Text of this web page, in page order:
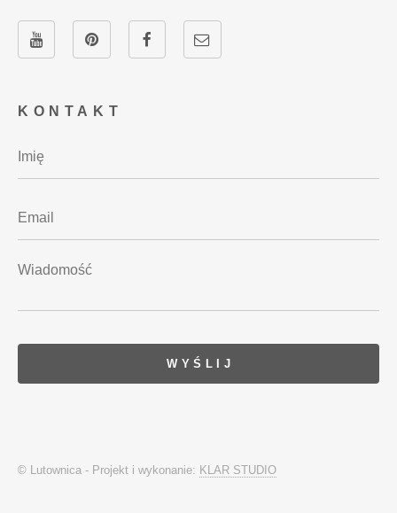
KONTAKT
© Lutownica - Projekt i wykonanie: KLAR STUDIO